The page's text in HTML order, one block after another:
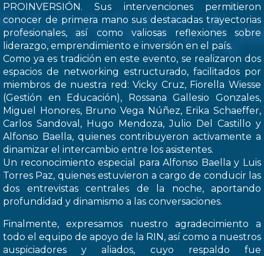
PROINVERSIÓN. Sus intervenciones permitieron
conocer de primera mano sus destacadas trayectorias
profesionales, así como valiosas reflexiones sobre
liderazgo, emprendimiento e inversión en el país.
Como ya es tradición en este evento, se realizaron dos
espacios de networking estructurado, facilitados por
miembros de nuestra red: Vicky Cruz, Fiorella Wiesse
(Gestión en Educación), Rossana Gallesio Gonzales,
Miguel Honores, Bruno Vega Núñez, Erika Schaeffer,
Carlos Sandoval, Hugo Mendoza, Julio Del Castillo y
Alfonso Baella, quienes contribuyeron activamente a
dinamizar el intercambio entre los asistentes.
Un reconocimiento especial para Alfonso Baella y Luis
Torres Paz, quienes estuvieron a cargo de conducir las
dos entrevistas centrales de la noche, aportando
profundidad y dinamismo a las conversaciones.
Finalmente, expresamos nuestro agradecimiento a
todo el equipo de apoyo de la RIN, así como a nuestros
auspiciadores y aliados, cuyo respaldo fue